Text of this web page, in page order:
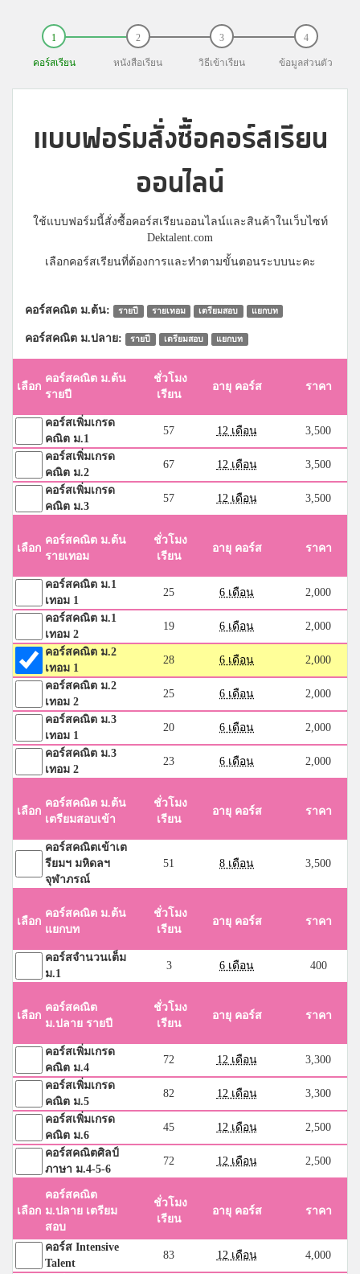
คอร์สเรียน หนังสือเรียน วิธีเข้าเรียน ข้อมูลส่วนตัว
แบบฟอร์มสั่งซื้อคอร์สเรียน
ออนไลน์
ใช้แบบฟอร์มนี้สั่งซื้อคอร์สเรียนออนไลน์และสินค้าในเว็บไซท์
Dektalent.com
เลือกคอร์สเรียนที่ต้องการและทำตามขั้นตอนระบบนะคะ
คอร์สคณิต ม.ต้น: รายปี รายเทอม เตรียมสอบ แยกบท
คอร์สคณิต ม.ปลาย: รายปี เตรียมสอบ แยกบท
เลือก
คอร์สคณิต ม.ต้น
รายปี
ชั่วโมง
เรียน
อายุ คอร์ส ราคา
คอร์สเพิ่มเกรด
คณิต ม.1
57 12 เดือน 3,500
คอร์สเพิ่มเกรด
คณิต ม.2
67 12 เดือน 3,500
คอร์สเพิ่มเกรด
คณิต ม.3
57 12 เดือน 3,500
เลือก
คอร์สคณิต ม.ต้น
รายเทอม
ชั่วโมง
เรียน
อายุ คอร์ส ราคา
คอร์สคณิต ม.1
เทอม 1
25 6 เดือน 2,000
คอร์สคณิต ม.1
เทอม 2
19 6 เดือน 2,000
คอร์สคณิต ม.2
เทอม 1
28 6 เดือน 2,000
คอร์สคณิต ม.2
เทอม 2
25 6 เดือน 2,000
คอร์สคณิต ม.3
เทอม 1
20 6 เดือน 2,000
คอร์สคณิต ม.3
เทอม 2
23 6 เดือน 2,000
เลือก
คอร์สคณิต ม.ต้น
เตรียมสอบเข้า
ชั่วโมง
เรียน
อายุ คอร์ส ราคา
คอร์สคณิตเข้าเต
รียมฯ มหิดลฯ
จุฬาภรณ์
51 8 เดือน 3,500
เลือก
คอร์สคณิต ม.ต้น
แยกบท
ชั่วโมง
เรียน
อายุ คอร์ส ราคา
คอร์สจำนวนเต็ม
ม.1
3 6 เดือน 400
เลือก
คอร์สคณิต
ม.ปลาย รายปี
ชั่วโมง
เรียน
อายุ คอร์ส ราคา
คอร์สเพิ่มเกรด
คณิต ม.4
72 12 เดือน 3,300
คอร์สเพิ่มเกรด
คณิต ม.5
82 12 เดือน 3,300
คอร์สเพิ่มเกรด
คณิต ม.6
45 12 เดือน 2,500
คอร์สคณิตศิลป์
ภาษา ม.4-5-6
72 12 เดือน 2,500
เลือก
คอร์สคณิต
ม.ปลาย เตรียม
สอบ
ชั่วโมง
เรียน
อายุ คอร์ส ราคา
คอร์ส Intensive
Talent
83 12 เดือน 4,000